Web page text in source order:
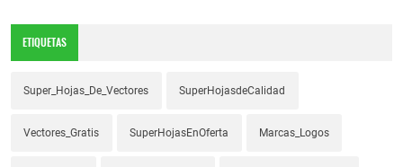
ETIQUETAS
Super_Hojas_De_Vectores SuperHojasdeCalidad
Vectores_Gratis SuperHojasEnOferta Marcas_Logos